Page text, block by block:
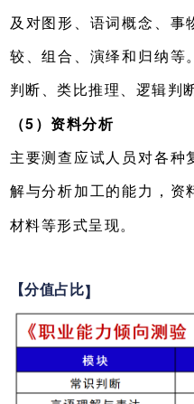
及对图形、语词概念、事
较、组合、演绎和归纳等
判断、类比推理、逻辑判
（5）资料分析
主要测查应试人员对各种
解与分析加工的能力，资
材料等形式呈现。
【分值占比】